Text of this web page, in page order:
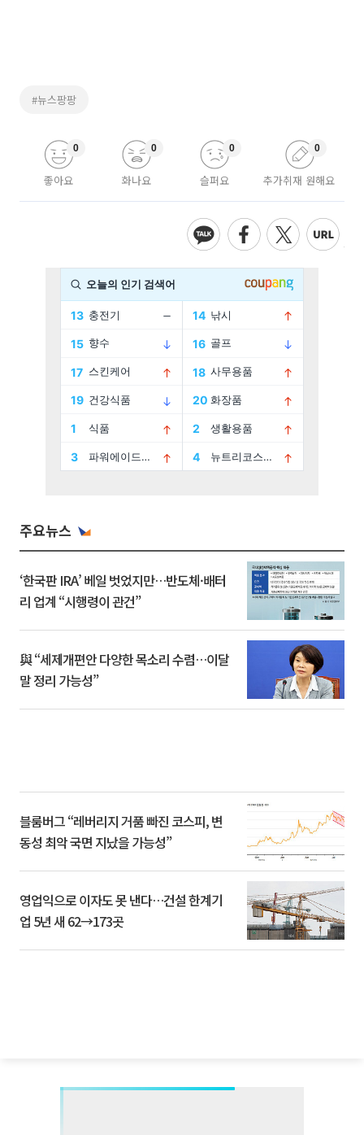
#뉴스팡팡
좋아요
0
화나요
0
슬퍼요
0
추가취재 원해요
0
주요뉴스
‘한국판 IRA’ 베일 벗었지만…반도체·배터
리 업계 “시행령이 관건”
與 “세제개편안 다양한 목소리 수렴…이달
말 정리 가능성”
블룸버그 “레버리지 거품 빠진 코스피, 변
동성 최악 국면 지났을 가능성”
영업익으로 이자도 못 낸다…건설 한계기
업 5년 새 62→173곳